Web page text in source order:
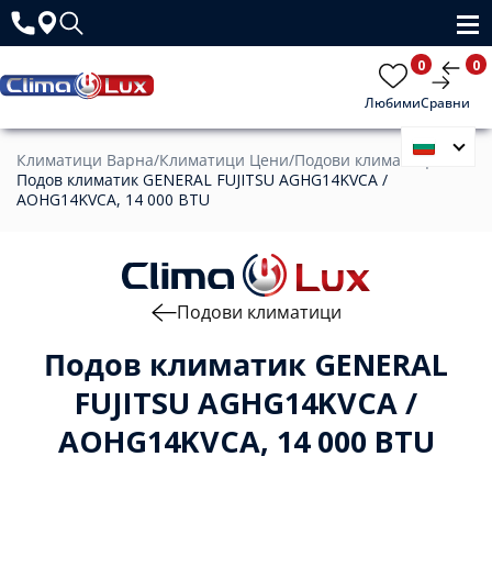
Любими
0
Сравни
0
Климатици Варна/Климатици Цени/Подови климатици
Подов климатик GENERAL FUJITSU AGHG14KVCA /
AOHG14KVCA, 14 000 BTU
Подов климатик GENERAL
FUJITSU AGHG14KVCA /
AOHG14KVCA, 14 000 BTU
Подови климатици